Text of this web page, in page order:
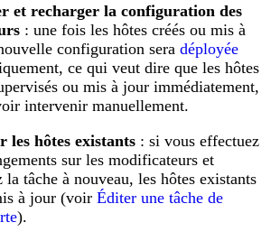
et recharger la configuration des
: une fois les hôtes créés ou mis à
configuration sera déployée
ce qui veut dire que les hôtes
ou mis à jour immédiatement,
intervenir manuellement.
les hôtes existants : si vous effectuez
sur les modificateurs et
la tâche à nouveau, les hôtes existants
à jour (voir Éditer une tâche de
).